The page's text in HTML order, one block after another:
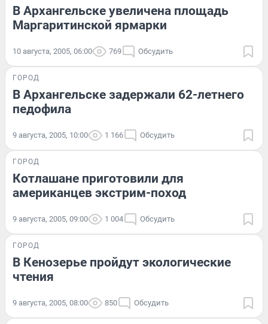
В Архангельске увеличена площадь
Маргаритинской ярмарки
10 августа, 2005, 06:00 769 Обсудить
ГОРОД
В Архангельске задержали 62-летнего
педофила
9 августа, 2005, 10:00 1 166 Обсудить
ГОРОД
Котлашане приготовили для
американцев экстрим-поход
9 августа, 2005, 09:00 1 004 Обсудить
ГОРОД
В Кенозерье пройдут экологические
чтения
9 августа, 2005, 08:00 850 Обсудить